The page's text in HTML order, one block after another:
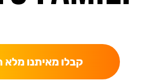
קבלו מאיתנו מלא